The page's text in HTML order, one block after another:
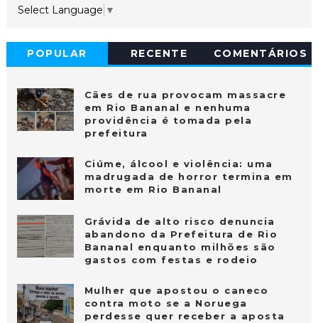
Select Language ▼
POPULAR RECENTE COMENTÁRIOS
Cães de rua provocam massacre
em Rio Bananal e nenhuma
providência é tomada pela
prefeitura
Ciúme, álcool e violência: uma
madrugada de horror termina em
morte em Rio Bananal
Grávida de alto risco denuncia
abandono da Prefeitura de Rio
Bananal enquanto milhões são
gastos com festas e rodeio
Mulher que apostou o caneco
contra moto se a Noruega
perdesse quer receber a aposta